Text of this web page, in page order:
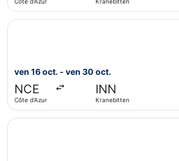
ven 16 oct. - ven 30 oct.
NCE
Côte d'Azur
INN
Kranebitten
Sélectionner le vol Lufthansa,
Sélectionner le vol Lufthansa,